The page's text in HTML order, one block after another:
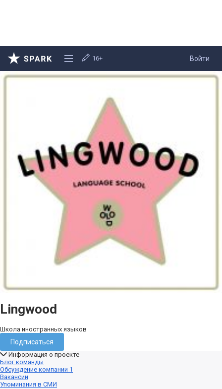
Войти
16+
Lingwood
Школа иностранных языков
Подписаться
Информация о проекте
Блог команды
Обсуждение компании 1
Вакансии
Упоминания в СМИ